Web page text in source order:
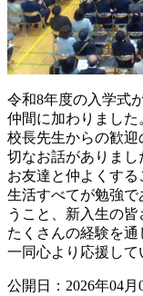
令和8年度の入学式
仲間に加わりました
校長先生からの歓
切なお話がありまし
お友達と仲よくす
生活すべてが勉強
うこと、新入生の
たくさんの経験を
一同心より応援して
公開日：2026年04月